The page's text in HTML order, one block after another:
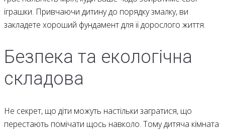
іграшки. Привчаючи дитину до порядку змалку, ви
закладете хороший фундамент для її дорослого життя.
Безпека та екологічна
складова
Не секрет, що діти можуть настільки загратися, що
перестають помічати щось навколо. Тому дитяча кімната